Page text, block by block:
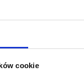
cookie
10,58 kg